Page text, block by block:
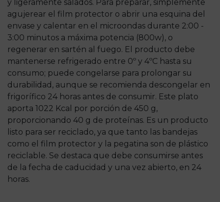
y ligeramente salados. Para preparar, simplemente
agujerear el film protector o abrir una esquina del
envase y calentar en el microondas durante 2:00 -
3:00 minutos a máxima potencia (800w), o
regenerar en sartén al fuego. El producto debe
mantenerse refrigerado entre 0º y 4ºC hasta su
consumo; puede congelarse para prolongar su
durabilidad, aunque se recomienda descongelar en
frigorífico 24 horas antes de consumir. Este plato
aporta 1022 Kcal por porción de 450 g,
proporcionando 40 g de proteínas. Es un producto
listo para ser reciclado, ya que tanto las bandejas
como el film protector y la pegatina son de plástico
reciclable. Se destaca que debe consumirse antes
de la fecha de caducidad y una vez abierto, en 24
horas.